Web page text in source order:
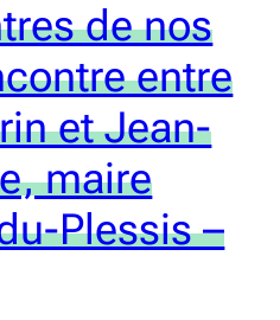
de nos
entre
et Jean-
maire
Plessis –